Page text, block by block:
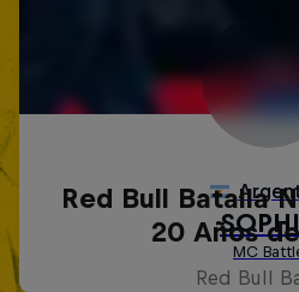
Red Bull Batalla
20 Años
Red Bull